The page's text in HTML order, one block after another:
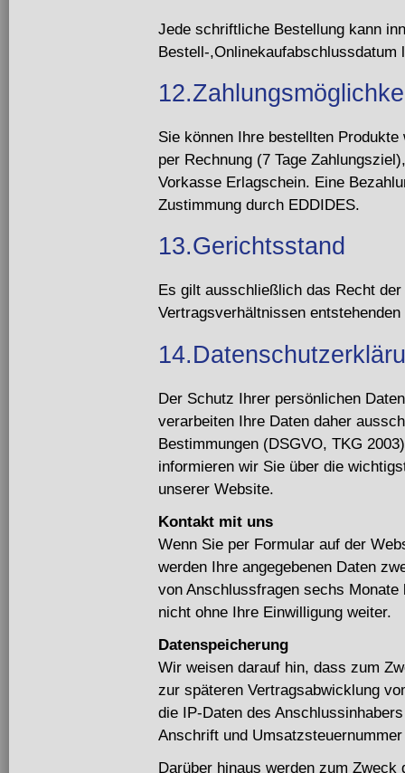
Jede schriftliche Bestellung kann
Bestell-,Onlinekaufabschlussdatum
Sie können Ihre bestellten
per Rechnung (7 Tage
Vorkasse Erlagschein. Eine
Zustimmung durch EDDIDES.
13.Gerichtsstand
Es gilt ausschließlich das Recht
Vertragsverhältnissen
Der Schutz Ihrer persönlichen
verarbeiten Ihre Daten daher
Bestimmungen (DSGVO, TKG
informieren wir Sie über die
unserer Website.
Kontakt mit uns
Wenn Sie per Formular auf der
werden Ihre angegebenen Daten
von Anschlussfragen sechs
nicht ohne Ihre Einwilligung weiter.
Datenspeicherung
Wir weisen darauf hin, dass zum
zur späteren Vertragsabwicklung
die IP-Daten des
Anschrift und
Darüber hinaus werden zum